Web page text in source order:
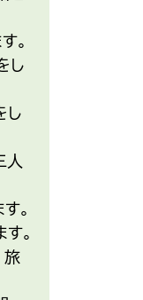
。
し
し
人
。
。
旅